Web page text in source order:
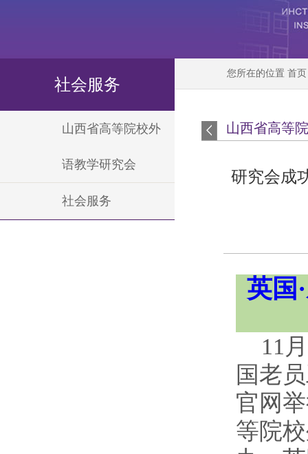
您所在的位置 首页
社会服务
山西省高等院校外
语教学研究会
社会服务
山西省高等
研究会成
英国
11
国老
官网
等院